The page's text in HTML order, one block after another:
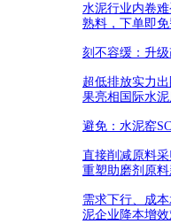
水泥行业内卷
熟料，下单即免
刻不容缓：升
超低排放实力
果亮相国际水泥
避免：水泥窑
直接削减原料
重塑助磨剂原
需求下行、成
泥企业降本增